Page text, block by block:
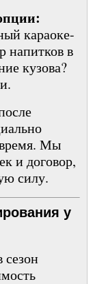
караоке-
напитков в
кузова?
Мы
и договор,
силу.
у
сезон